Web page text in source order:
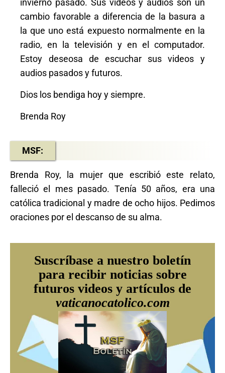
cambio favorable a diferencia de la basura a
la que uno está expuesto normalmente en la
radio, en la televisión y en el computador.
Estoy deseosa de escuchar sus videos y
audios pasados y futuros.
Dios los bendiga hoy y siempre.
Brenda Roy
MSF:
Brenda Roy, la mujer que escribió este relato,
falleció el mes pasado. Tenía 50 años, era una
católica tradicional y madre de ocho hijos. Pedimos
oraciones por el descanso de su alma.
Suscríbase a nuestro boletín
para recibir noticias sobre
futuros videos y artículos de
vaticanocatolico.com